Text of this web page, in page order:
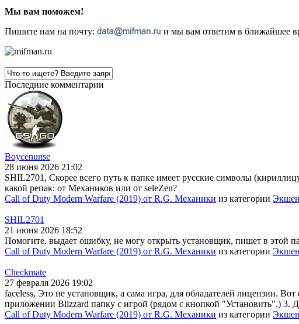
Мы вам поможем!
Пишите нам на почту:
и мы вам ответим в ближайшее
Последние комментарии
Boycenunse
28 июня 2026 21:02
SHIL2701, Скорее всего путь к папке имеет русские символы
какой репак: от Механиков или от seleZen?
Call of Duty Modern Warfare (2019) от R.G. Механики из категории Экшен
SHIL2701
21 июня 2026 18:52
Помогите, выдает ошибку, не могу открыть установщик, пишет в этой
Call of Duty Modern Warfare (2019) от R.G. Механики из категории Экшен
Checkmate
27 февраля 2026 19:02
faceless, Это не установщик, а сама игра, для обладателей лицензии.
приложении Blizzard папку с игрой (рядом с кнопкой "Установить".) 3.
Call of Duty Modern Warfare (2019) от R.G. Механики из категории Экшен